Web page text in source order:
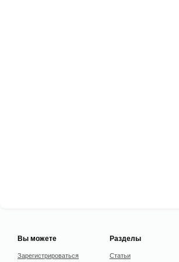
Вы можете
Зарегистрироваться
Разделы
Статьи